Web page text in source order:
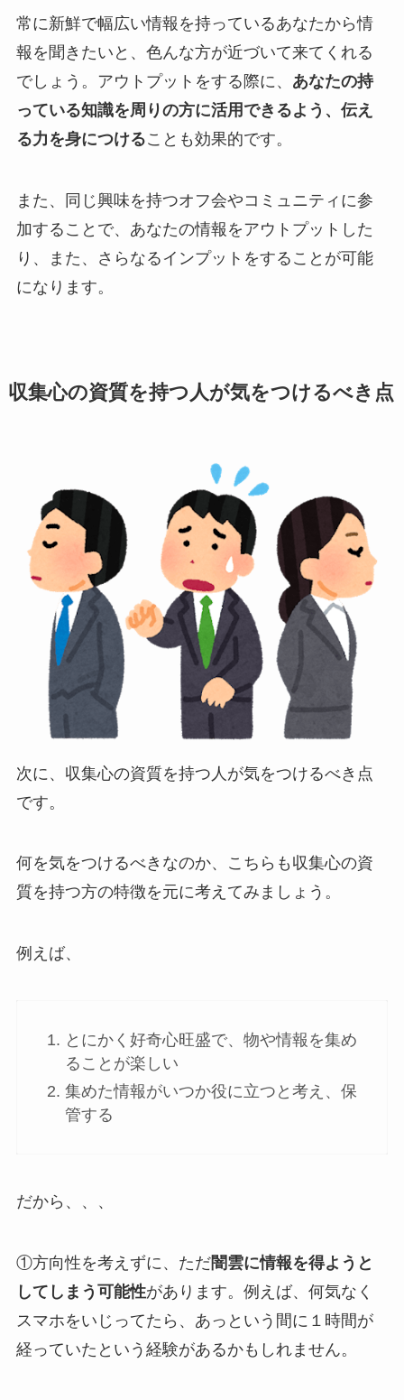
常に新鮮で幅広い情報を持っているあなたから情
報を聞きたいと、色んな方が近づいて来てくれる
でしょう。アウトプットをする際に、 あなたの持
っている知識を周りの方に活用できるよう、伝え
る力を身につけることも効果的です。
また、同じ興味を持つオフ会やコミュニティに参
加することで、あなたの情報をアウトプットした
り、また、さらなるインプットをすることが可能
になります。
収集心の資質を持つ人が気をつけるべき点
次に、収集心の資質を持つ人が気をつけるべき点
です。
何を気をつけるべきなのか、こちらも収集心の資
質を持つ方の特徴を元に考えてみましょう。
例えば、
とにかく好奇心旺盛で、物や情報を集め
ることが楽しい
集めた情報がいつか役に立つと考え、保
管する
だから、、、
①方向性を考えずに、ただ闇雲に情報を得ようと
してしまう可能性があります。例えば、何気なく
スマホをいじってたら、あっという間に１時間が
経っていたという経験があるかもしれません。